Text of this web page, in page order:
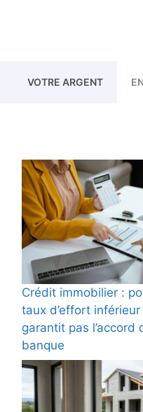
VOTRE ARGENT
Crédit immobilier :
taux d’effort
garantit pas l’accord
banque